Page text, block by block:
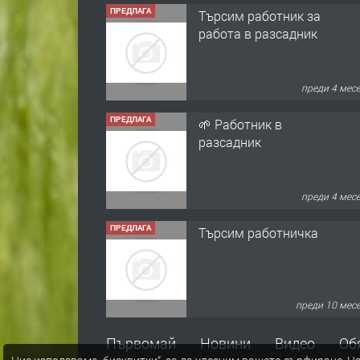
ПРЕДЛАГА
Търсим работник за
работа в разсадник
преди 4
ПРЕДЛАГА
🌱 Работник в
разсадник
преди 4
ПРЕДЛАГА Търсим работничка
преди 10
Продава употребявани
Първомай Новини Видео